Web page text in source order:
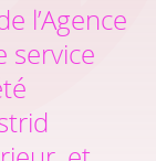
l’Agence
service